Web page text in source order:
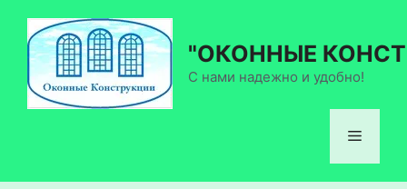
содержимому
"ОКОННЫЕ
С нами надежно и удобно!
Меню